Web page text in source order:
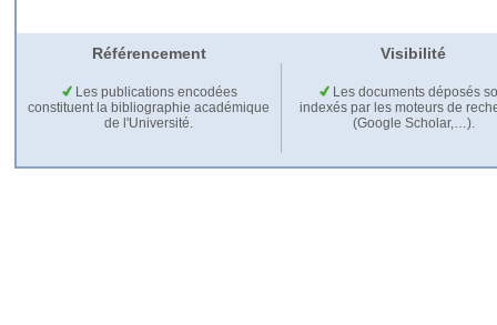
Référencement Visibilité
Les publications encodées
constituent la bibliographie académique
de l'Université.
Les documents déposés
indexés par les moteurs de
(Google Scholar,…).